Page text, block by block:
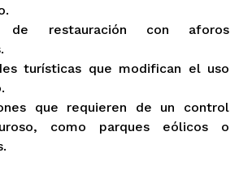
de restauración con aforos
turísticas que modifican el uso
que requieren de un control
como parques eólicos o